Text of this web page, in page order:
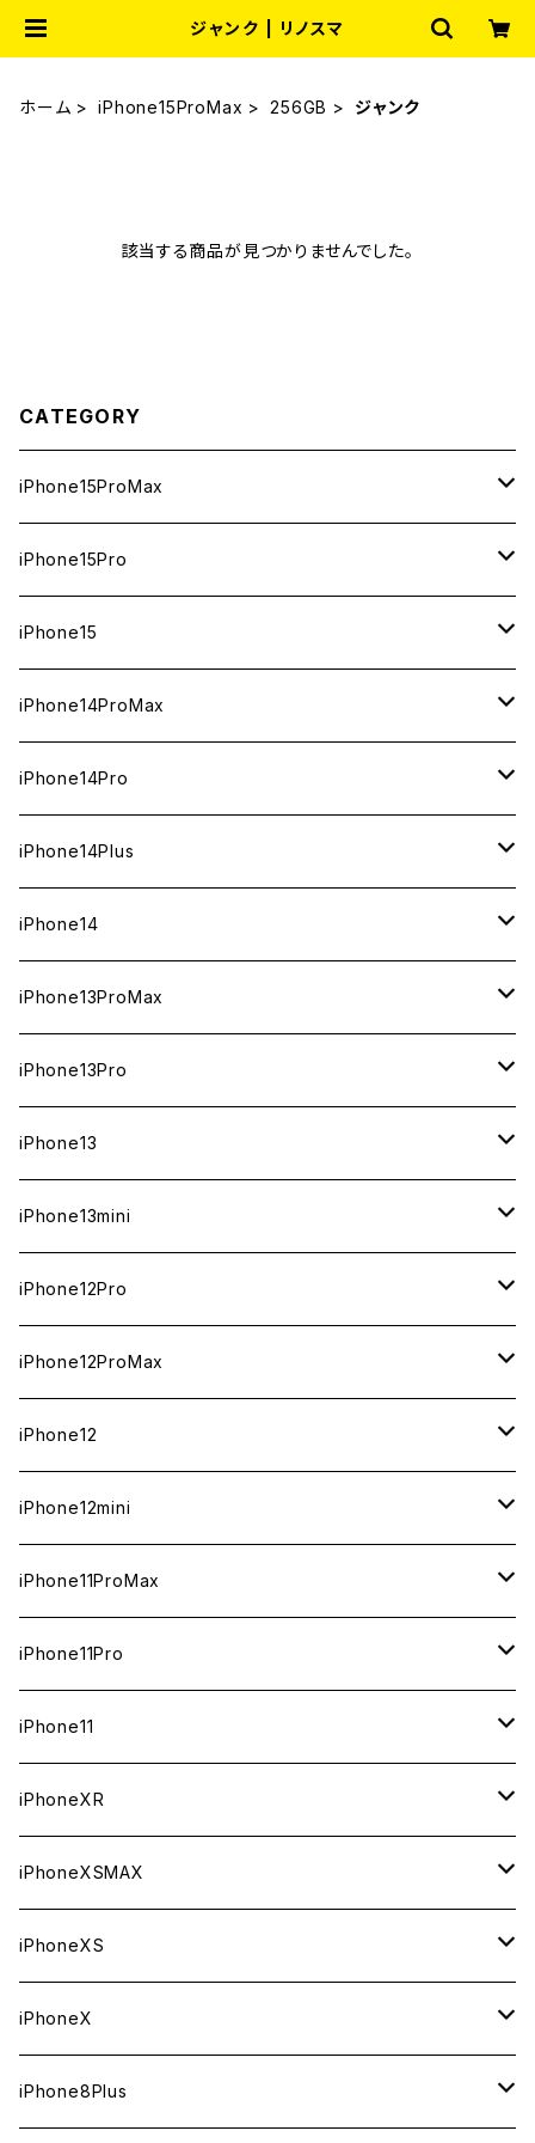
ジャンク | リノスマ
ホーム iPhone15ProMax 256GB ジャンク
該当する商品が見つかりませんでした。
CATEGORY
iPhone15ProMax
1TB
新品
中古（整備済み）
512GB
新品
中古（整備済み）
256GB
新品
中古（整備済み）
iPhone15Pro
1TB
新品
中古（整備済み）
512GB
新品
中古（整備済み）
256GB
新品
中古（整備済み）
128GB
新品
中古（整備済み）
iPhone15
512GB
新品
中古（整備済み）
256GB
新品
中古（整備済み）
128GB
新品
中古（整備済み）
iPhone14ProMax
1TB
新品
中古（整備済み）
512GB
新品
中古（整備済み）
256GB
新品
中古（整備済み）
128GB
新品
中古（整備済み）
iPhone14Pro
1TB
新品
中古（整備済み）
512GB
新品
中古（整備済み）
256GB
新品
中古（整備済み）
128GB
新品
中古（整備済み）
iPhone14Plus
512GB
新品
中古（整備済み）
256GB
新品
中古（整備済み）
128GB
新品
中古（整備済み）
iPhone14
128GB
新品
中古（整備済み）
256GB
新品
中古（整備済み）
512GB
新品
中古（整備済み）
iPhone13ProMax
1TB
新品
中古（整備済み）
512GB
新品
中古（整備済み）
256GB
新品
中古（整備済み）
128GB
新品
中古（整備済み）
iPhone13Pro
1TB
新品
中古（整備済み）
512GB
新品
中古（整備済み）
256GB
新品
中古（整備済み）
128GB
新品
中古（整備済み）
iPhone13
512GB
新品
中古（整備済み）
256GB
新品
中古（整備済み）
128GB
新品
中古（整備済み）
iPhone13mini
512GB
新品
中古（整備済み）
256GB
新品
中古（整備済み）
128GB
新品
中古（整備済み）
iPhone12Pro
128GB
新品
中古（整備済み）
256GB
新品
中古（整備済み）
512GB
新品
中古（整備済み）
iPhone12ProMax
512GB
新品
中古（整備済み）
256GB
新品
中古（整備済み）
128GB
新品
中古（整備済み）
iPhone12
256GB
新品
中古（整備済み）
128GB
新品
中古（整備済み）
64GB
新品
中古（整備済み）
iPhone12mini
256GB
新品
中古（整備済み）
128GB
新品
中古（整備済み）
64GB
新品
中古（整備済み）
iPhone11ProMax
512GB
新品
中古（整備済み）
256GB
新品
中古（整備済み）
64GB
新品
中古（整備済み）
iPhone11Pro
512GB
新品
中古（整備済み）
256GB
新品
中古（整備済み）
64GB
新品
中古（整備済み）
iPhone11
256GB
新品
中古（整備済み）
128GB
新品
中古（整備済み）
64GB
新品
中古（整備済み）
iPhoneXR
256GB
新品
中古（整備済み）
128GB
新品
中古（整備済み）
64GB
新品
iPhoneXSMAX
512GB
新品
中古（整備済み）
256GB
新品
64GB
iPhoneXS
512GB
新品
256GB
iPhoneX
256GB
iPhone8Plus